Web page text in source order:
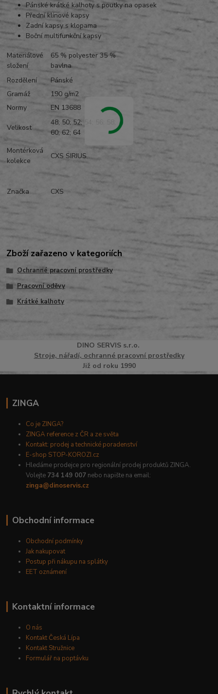
Pánské krátké kalhoty s poutky na opasek
Přední klínové kapsy
Zadní kapsy s klopama
Boční multifunkční kapsy
Materiálové
složení
65 % polyester 35 %
bavlna
Rozdělení
Pánské
Gramáž
190 g/m2
Normy
EN 13688
Velikost
48; 50; 52; 54; 56; 58;
60; 62; 64
Montérková
kolekce
CXS SIRIUS
Značka CXS
Zboží zařazeno v kategoriích
Ochranné pracovní prostředky
Pracovní oděvy
Krátké kalhoty
DINO SERVISs.r.o.
Stroje, nářadí, ochranné pracovní prostředky
Již od roku 1990
ZINGA
Co je ZINGA?
ZINGA reference z ČR a ze světa
Kontakt: prodej a technické poradenství
E-shop STOP-KOROZI.cz
Hledáme prodejce pro regionální prodej produktů ZINGA.
Volejte 734 149 007 nebo napište na email:
zinga@dinoservis.cz
Obchodní informace
Obchodní podmínky
Jak nakupovat
Postup při nákupu na splátky
EET oznámení
Kontaktní informace
O nás
Kontakt Česká Lípa
Kontakt Stružnice
Formulář na poptávku